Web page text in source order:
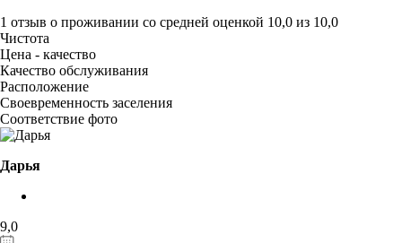
1 отзыв о проживании со средней оценкой 10,0 из 10,0
Чистота
Цена - качество
Качество обслуживания
Расположение
Своевременность заселения
Соответствие фото
Дарья
9,0